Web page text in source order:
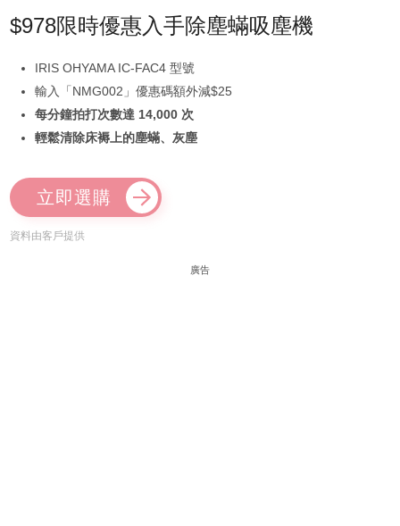
$978限時優惠入手除塵蟎吸塵機
IRIS OHYAMA IC-FAC4 型號
輸入「NMG002」優惠碼額外減$25
每分鐘拍打次數達 14,000 次
輕鬆清除床褥上的塵蟎、灰塵
立即選購
資料由客戶提供
廣告